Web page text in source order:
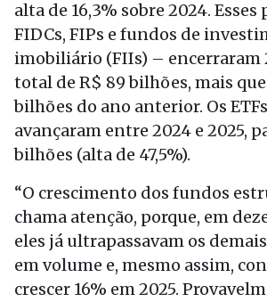
alta de 16,3% sobre 2024.
FIDCs, FIPs e fundos de
imobiliário (FIIs) – encerraram
total de R$ 89 bilhões, mais que
bilhões do ano anterior. Os
avançaram entre 2024 e 2025,
bilhões (alta de 47,5%).
“O crescimento dos fundos
chama atenção, porque, em
eles já ultrapassavam os
em volume e, mesmo assim,
crescer 16% em 2025.